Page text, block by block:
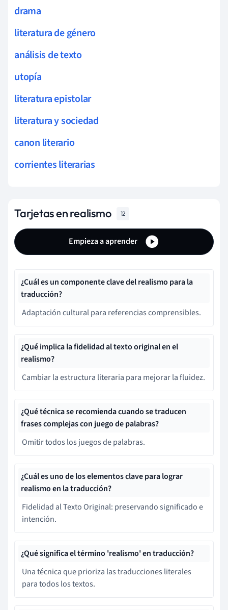
drama
literatura de género
análisis de texto
utopía
literatura epistolar
literatura y sociedad
canon literario
corrientes literarias
Tarjetas en realismo 12
Empieza a aprender
¿Cuál es un componente clave del realismo para la
traducción?
Adaptación cultural para referencias comprensibles.
¿Qué implica la fidelidad al texto original en el
realismo?
Cambiar la estructura literaria para mejorar la fluidez.
¿Qué técnica se recomienda cuando se traducen
frases complejas con juego de palabras?
Omitir todos los juegos de palabras.
¿Cuál es uno de los elementos clave para lograr
realismo en la traducción?
Fidelidad al Texto Original: preservando significado e
intención.
¿Qué significa el término 'realismo' en traducción?
Una técnica que prioriza las traducciones literales
para todos los textos.